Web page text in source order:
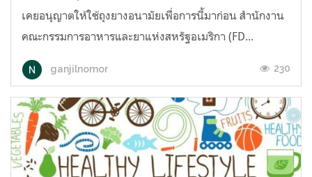
เคยอนุญาตให้ใช้ถุงยางอนามัยเพื่อการนี้มาก่อน สำนักงาน
คณะกรรมการอาหารและยาแห่งสหรัฐอเมริกา (FD...
ganjilnomor 230